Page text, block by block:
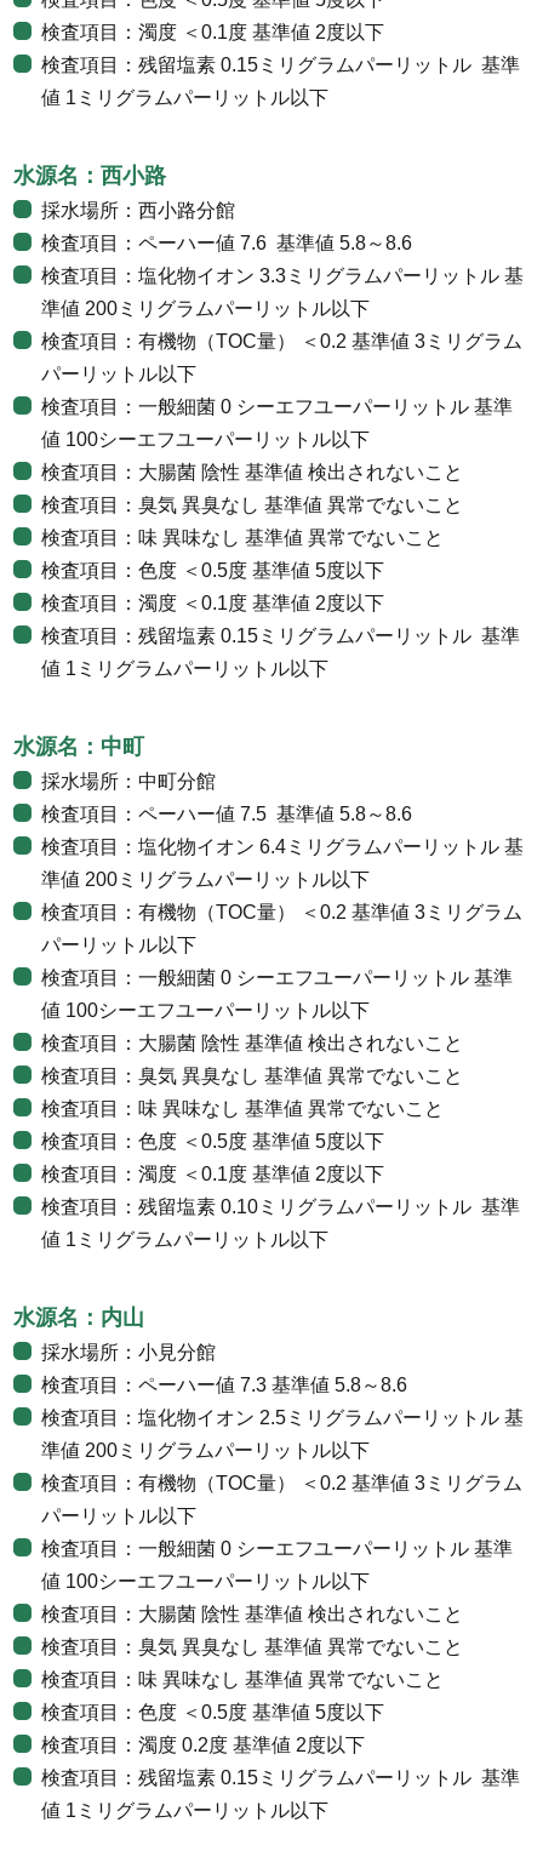
検査項目：濁度 ＜0.1度 基準値 2度以下
検査項目：残留塩素 0.15ミリグラムパーリットル 基準
値 1ミリグラムパーリットル以下
水源名：西小路
採水場所：西小路分館
検査項目：ペーハー値 7.6 基準値 5.8～8.6
検査項目：塩化物イオン 3.3ミリグラムパーリットル 基
準値 200ミリグラムパーリットル以下
検査項目：有機物（TOC量） ＜0.2 基準値 3ミリグラム
パーリットル以下
検査項目：一般細菌 0 シーエフユーパーリットル 基準
値 100シーエフユーパーリットル以下
検査項目：大腸菌 陰性 基準値 検出されないこと
検査項目：臭気 異臭なし 基準値 異常でないこと
検査項目：味 異味なし 基準値 異常でないこと
検査項目：色度 ＜0.5度 基準値 5度以下
検査項目：濁度 ＜0.1度 基準値 2度以下
検査項目：残留塩素 0.15ミリグラムパーリットル 基準
値 1ミリグラムパーリットル以下
水源名：中町
採水場所：中町分館
検査項目：ペーハー値 7.5 基準値 5.8～8.6
検査項目：塩化物イオン 6.4ミリグラムパーリットル 基
準値 200ミリグラムパーリットル以下
検査項目：有機物（TOC量） ＜0.2 基準値 3ミリグラム
パーリットル以下
検査項目：一般細菌 0 シーエフユーパーリットル 基準
値 100シーエフユーパーリットル以下
検査項目：大腸菌 陰性 基準値 検出されないこと
検査項目：臭気 異臭なし 基準値 異常でないこと
検査項目：味 異味なし 基準値 異常でないこと
検査項目：色度 ＜0.5度 基準値 5度以下
検査項目：濁度 ＜0.1度 基準値 2度以下
検査項目：残留塩素 0.10ミリグラムパーリットル 基準
値 1ミリグラムパーリットル以下
水源名：内山
採水場所：小見分館
検査項目：ペーハー値 7.3 基準値 5.8～8.6
検査項目：塩化物イオン 2.5ミリグラムパーリットル 基
準値 200ミリグラムパーリットル以下
検査項目：有機物（TOC量） ＜0.2 基準値 3ミリグラム
パーリットル以下
検査項目：一般細菌 0 シーエフユーパーリットル 基準
値 100シーエフユーパーリットル以下
検査項目：大腸菌 陰性 基準値 検出されないこと
検査項目：臭気 異臭なし 基準値 異常でないこと
検査項目：味 異味なし 基準値 異常でないこと
検査項目：色度 ＜0.5度 基準値 5度以下
検査項目：濁度 0.2度 基準値 2度以下
検査項目：残留塩素 0.15ミリグラムパーリットル 基準
値 1ミリグラムパーリットル以下